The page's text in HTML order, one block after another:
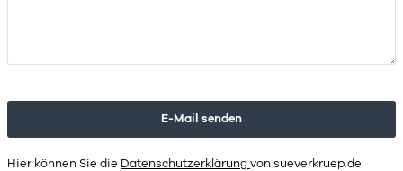
Hier können Sie die Datenschutzerklärung von sueverkruep.de